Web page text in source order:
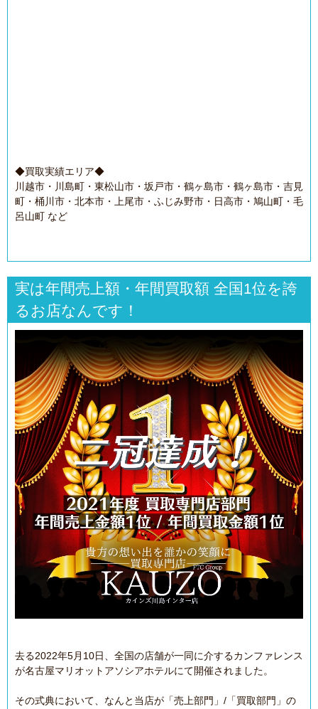
◆買取実績エリア◆
川越市・川島町・東松山市・坂戸市・鶴ヶ島市・鶴ヶ島市・吉見
町・桶川市・北本市・上尾市・ふじみ野市・日高市・鳩山町・毛
呂山町 など
実は年間売上額・年間買取額 全国1位を誇
るお店なんです！
去る2022年5月10日、全国の店舗が一同に介するカンファレンス
が名古屋マリオットアソシアホテルにて開催されました。
その式典において、なんと当店が「売上部門」/「買取部門」の